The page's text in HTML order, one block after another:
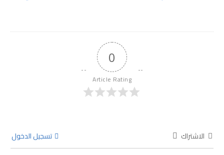
0
Article Rating
الاشتراك تسجيل الدخول